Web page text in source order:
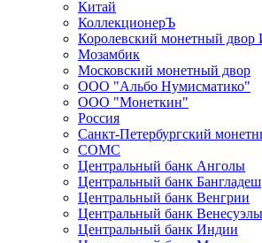
Китай
КоллекционерЪ
Королевский монетный двор
Мозамбик
Московский монетный двор
ООО "Альбо Нумисматико"
ООО "Монеткин"
Россия
Санкт-Петербургский
СОМС
Центральный банк Анголы
Центральный банк Бангладеш
Центральный банк Венгрии
Центральный банк Венесуэлы
Центральный банк Индии